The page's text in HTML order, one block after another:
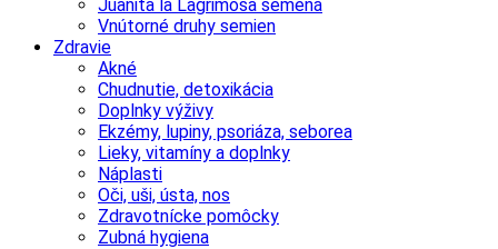
Juanita la Lagrimosa semená
Vnútorné druhy semien
Zdravie
Akné
Chudnutie, detoxikácia
Doplnky výživy
Ekzémy, lupiny, psoriáza, seborea
Lieky, vitamíny a doplnky
Náplasti
Oči, uši, ústa, nos
Zdravotnícke pomôcky
Zubná hygiena